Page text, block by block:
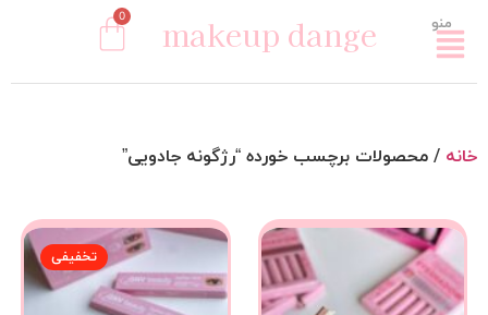
منو makeup dange
0
خانه / محصولات برچسب خورده “رژگونه جادویی”
تخفیفی